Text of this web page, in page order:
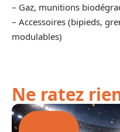
– Gaz, munitions
– Accessoires (bipieds,
modulables)
Ne ratez